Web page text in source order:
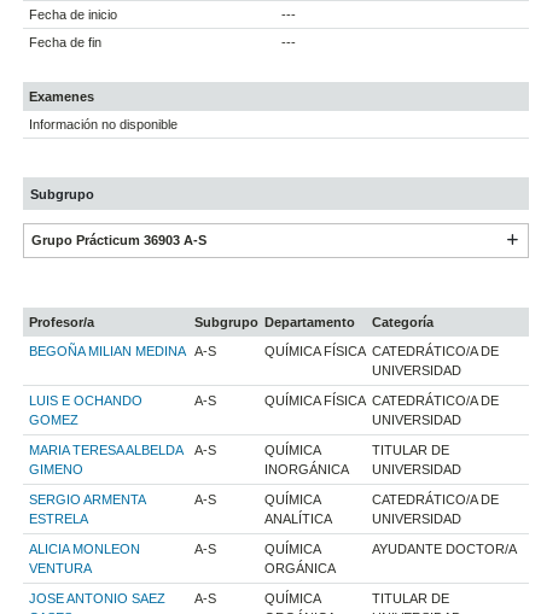
Fecha de inicio
---
Fecha de fin
---
Examenes
Información no disponible
Subgrupo
Grupo Prácticum 36903 A-S
Profesor/a Subgrupo Departamento
Categoría
BEGOÑA MILIAN MEDINA A-S QUÍMICA FÍSICA CATEDRÁTICO/A DE
UNIVERSIDAD
LUIS E OCHANDO
GOMEZ
A-S QUÍMICA FÍSICA CATEDRÁTICO/A DE
UNIVERSIDAD
MARIA TERESA ALBELDA
GIMENO
A-S
QUÍMICA
INORGÁNICA
TITULAR DE
UNIVERSIDAD
SERGIO ARMENTA
ESTRELA
A-S
QUÍMICA
ANALÍTICA
CATEDRÁTICO/A DE
UNIVERSIDAD
ALICIA MONLEON
VENTURA
A-S
QUÍMICA
ORGÁNICA
AYUDANTE DOCTOR/A
JOSE ANTONIO SAEZ
A-S
QUÍMICA
TITULAR DE